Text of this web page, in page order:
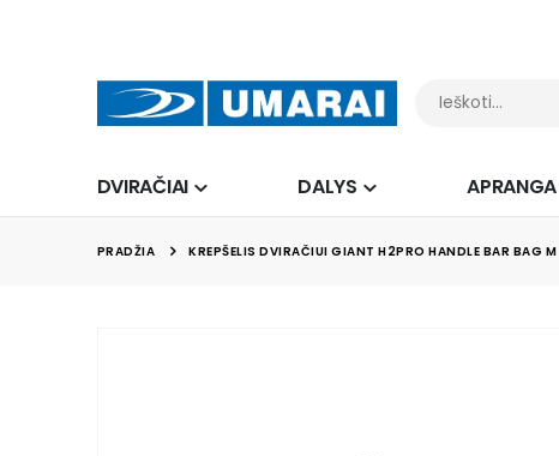
DVIRAČIAI DALYS APRANGA
PRADŽIA KREPŠELIS DVIRAČIUI GIANT H2PRO HANDLE BAR BAG M